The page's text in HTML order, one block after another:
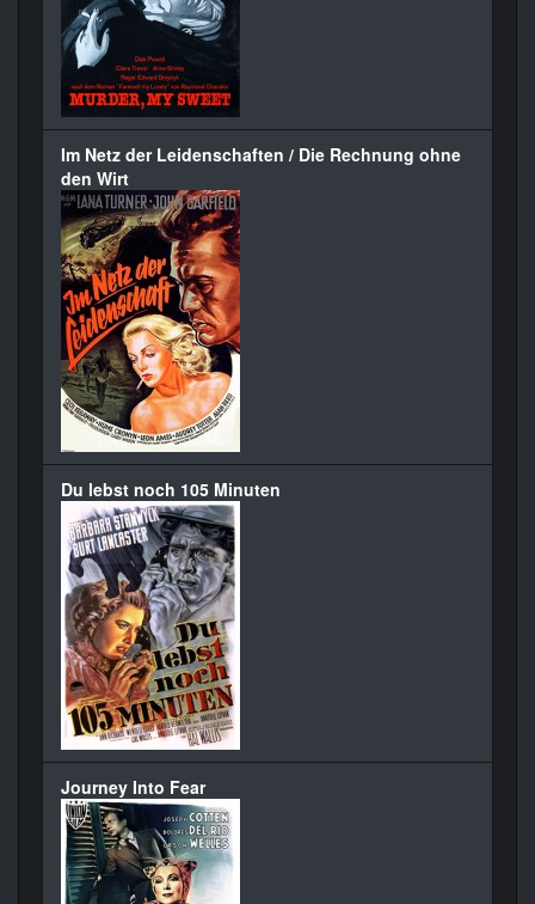
Im Netz der Leidenschaften / Die Rechnung ohne
den Wirt
Du lebst noch 105 Minuten
Journey Into Fear